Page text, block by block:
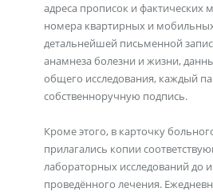
адреса прописок и фактических
номера квартирных и
детальнейшей письменной
анамнеза болезни и жизни,
общего исследования, каждый
собственноручную подпись.
Кроме этого, в карточку
прилагались копии
лабораторных исследований до
проведённого лечения.